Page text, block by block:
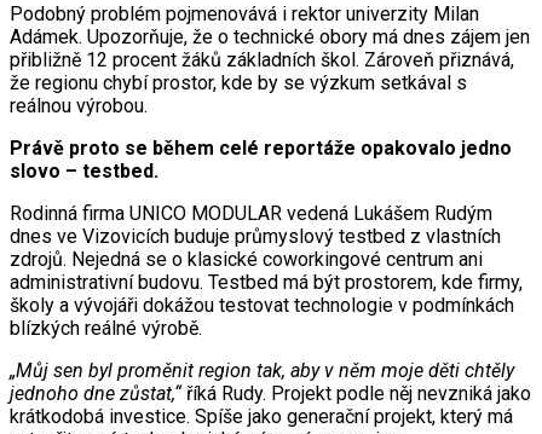
Podobný problém pojmenovává i rektor univerzity Milan
Adámek. Upozorňuje, že o technické obory má dnes zájem jen
přibližně 12 procent žáků základních škol. Zároveň přiznává,
že regionu chybí prostor, kde by se výzkum setkával s
reálnou výrobou.
Právě proto se během celé reportáže opakovalo jedno
slovo – testbed.
Rodinná firma UNICO MODULAR vedená Lukášem Rudým
dnes ve Vizovicích buduje průmyslový testbed z vlastních
zdrojů. Nejedná se o klasické coworkingové centrum ani
administrativní budovu. Testbed má být prostorem, kde firmy,
školy a vývojáři dokážou testovat technologie v podmínkách
blízkých reálné výrobě.
„Můj sen byl proměnit region tak, aby v něm moje děti chtěly
jednoho dne zůstat,“říká Rudy. Projekt podle něj nevzniká jako
krátkodobá investice. Spíše jako generační projekt, který má